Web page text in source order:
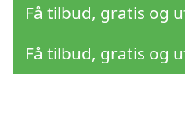
Få tilbud, gratis og
Få tilbud, gratis og